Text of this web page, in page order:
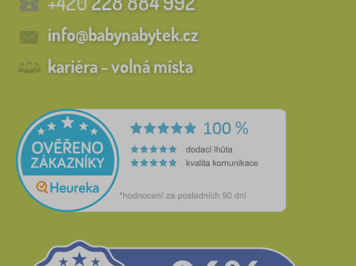
info@babynabytek.cz
kariéra - volná místa